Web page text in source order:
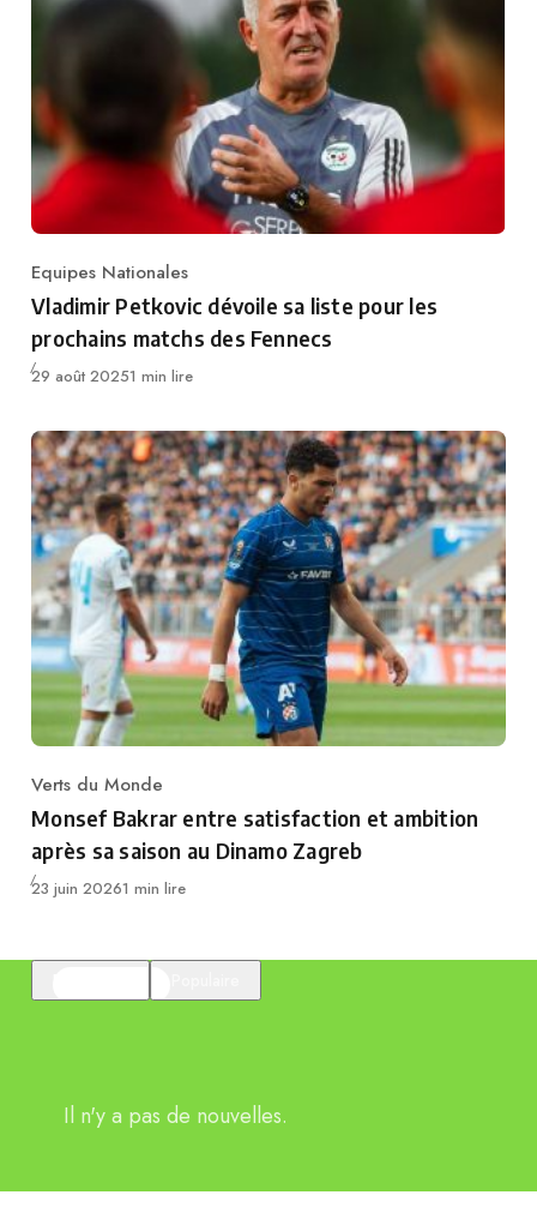
Category
Equipes Nationales
Vladimir Petkovic dévoile sa liste pour les
prochains matchs des Fennecs
Publié
29 août 20251 min lire
Category
Verts du Monde
Monsef Bakrar entre satisfaction et ambition
après sa saison au Dinamo Zagreb
Publié
23 juin 20261 min lire
Il n'y a pas de nouvelles.